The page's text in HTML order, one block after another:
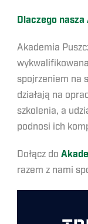
Dlaczego
Akademia
spojrzeniem na
działają na
szkolenia, a
podnosi ich
Dołącz do
razem z nami